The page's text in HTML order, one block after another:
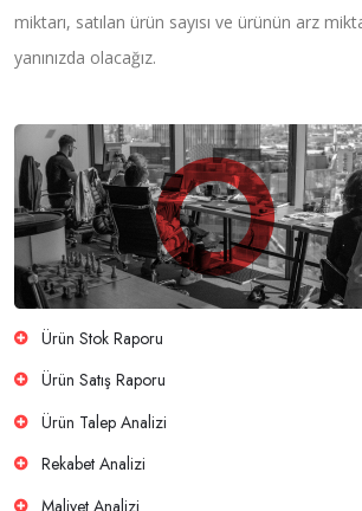
miktarı, satılan ürün sayısı ve ürünün arz
yanınızda olacağız.
Ürün Stok Raporu
Ürün Satış Raporu
Ürün Talep Analizi
Rekabet Analizi
Maliyet Analizi